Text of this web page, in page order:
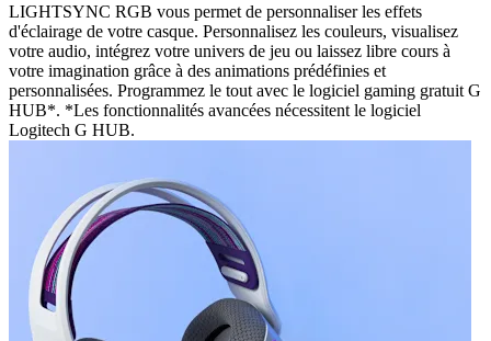
LIGHTSYNC RGB vous permet de personnaliser les effets
d'éclairage de votre casque. Personnalisez les couleurs, visualisez
votre audio, intégrez votre univers de jeu ou laissez libre cours à
votre imagination grâce à des animations prédéfinies et
personnalisées. Programmez le tout avec le logiciel gaming gratuit G
HUB*. *Les fonctionnalités avancées nécessitent le logiciel
Logitech G HUB.